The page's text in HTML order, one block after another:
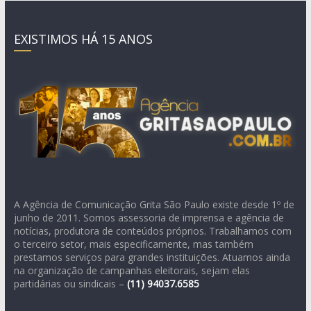
EXISTIMOS HÁ 15 ANOS
A Agência de Comunicação Grita São Paulo existe desde 1º de
junho de 2011. Somos assessoria de imprensa e agência de
notícias, produtora de conteúdos próprios. Trabalhamos com
o terceiro setor, mais especificamente, mas também
prestamos serviços para grandes instituições. Atuamos ainda
na organização de campanhas eleitorais, sejam elas
partidárias ou sindicais – (11) 94037.6585